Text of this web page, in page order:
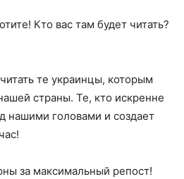
Кто вас там будет читать?
те украинцы, которым
страны. Те, кто искренне
нашими головами и создает
за максимальный репост!